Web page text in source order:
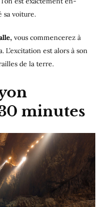
sa voiture.
vous commencerez à
est alors à son
de la terre.
minutes